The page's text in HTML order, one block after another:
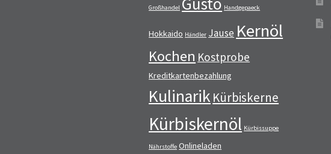
Großhandel Handgepaeck
Hokkaido Händler Jause Kernöl
Kochen Kostprobe
Kreditkartenbezahlung
Kulinarik Kürbiskerne
Kürbiskernöl Kürbissuppe
Nährstoffe Onlineladen